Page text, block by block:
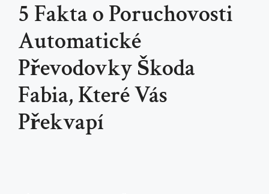
5 Fakta o Poruchovosti
Automatické
Převodovky Škoda
Fabia, Které Vás
Překvapí